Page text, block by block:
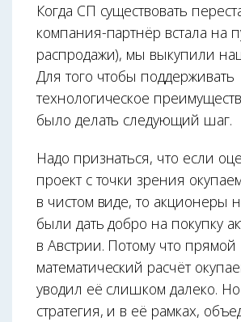
Когда СП существовать
компания-партнёр встала на
распродажи), мы выкупили
Для того чтобы поддерживать
технологическое
было делать следующий шаг.
Надо признаться, что если
проект с точки зрения
в чистом виде, то акционеры
были дать добро на покупку
в Австрии. Потому что прямой
математический расчёт
уводил её слишком далеко. Но
стратегия, и в её рамках,